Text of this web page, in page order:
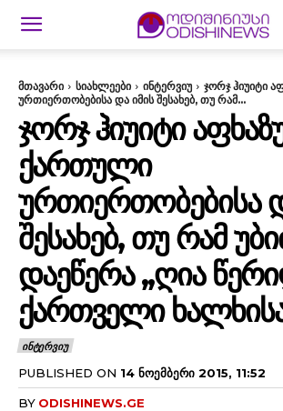
მთავარი სიახლეები ინტერვიუ
ჯორჯ ჰიუიტი
ურთიერთობებისა და იმის შესახებ, თუ რამ...
ᲯᲝᲠᲯ ᲰᲘᲣᲘᲢᲘ
ᲥᲐᲠᲗᲣᲚᲘ
ᲣᲠᲗᲘᲔᲠᲗᲝᲑᲔᲑᲘᲡᲐ
ᲨᲔᲡᲐᲮᲔᲑ, ᲗᲣ ᲠᲐᲛ
ᲓᲐᲔᲬᲔᲠᲐ ,,ᲦᲘᲐ
ᲥᲐᲠᲗᲕᲔᲚᲘ
ᲘᲜᲢᲔᲠᲕᲘᲣ
PUBLISHED ON 14 ᲜᲝᲔᲛᲑᲔᲠᲘ 2015, 11:52
BY ODISHINEWS.GE